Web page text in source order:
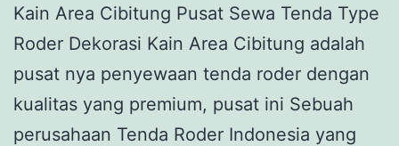
Kain Area Cibitung Pusat Sewa Tenda Type
Roder Dekorasi Kain Area Cibitung adalah
pusat nya penyewaan tenda roder dengan
kualitas yang premium, pusat ini Sebuah
perusahaan Tenda Roder Indonesia yang